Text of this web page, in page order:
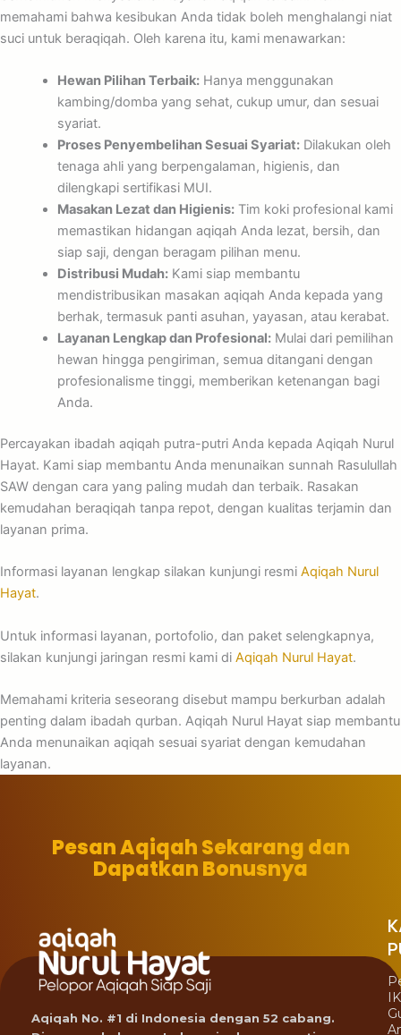
memahami bahwa kesibukan Anda tidak boleh menghalangi niat
suci untuk beraqiqah. Oleh karena itu, kami menawarkan:
Hewan Pilihan Terbaik:Hanya menggunakan
kambing/domba yang sehat, cukup umur, dan sesuai
syariat.
Proses Penyembelihan Sesuai Syariat:Dilakukan oleh
tenaga ahli yang berpengalaman, higienis, dan
dilengkapi sertifikasi MUI.
Masakan Lezat dan Higienis:Tim koki profesional kami
memastikan hidangan aqiqah Anda lezat, bersih, dan
siap saji, dengan beragam pilihan menu.
Distribusi Mudah:Kami siap membantu
mendistribusikan masakan aqiqah Anda kepada yang
berhak, termasuk panti asuhan, yayasan, atau kerabat.
Layanan Lengkap dan Profesional:Mulai dari pemilihan
hewan hingga pengiriman, semua ditangani dengan
profesionalisme tinggi, memberikan ketenangan bagi
Anda.
Percayakan ibadah aqiqah putra-putri Anda kepada Aqiqah Nurul
Hayat. Kami siap membantu Anda menunaikan sunnah Rasulullah
SAW dengan cara yang paling mudah dan terbaik. Rasakan
kemudahan beraqiqah tanpa repot, dengan kualitas terjamin dan
layanan prima.
Informasi layanan lengkap silakan kunjungi resmi Aqiqah Nurul
Hayat.
Untuk informasi layanan, portofolio, dan paket selengkapnya,
silakan kunjungi jaringan resmi kami di Aqiqah Nurul Hayat.
Memahami kriteria seseorang disebut mampu berkurban adalah
penting dalam ibadah qurban. Aqiqah Nurul Hayat siap membantu
Anda menunaikan aqiqah sesuai syariat dengan kemudahan
layanan.
Pesan Aqiqah Sekarang dan
Dapatkan Bonusnya
Aqiqah No. #1 di Indonesia dengan 52 cabang.